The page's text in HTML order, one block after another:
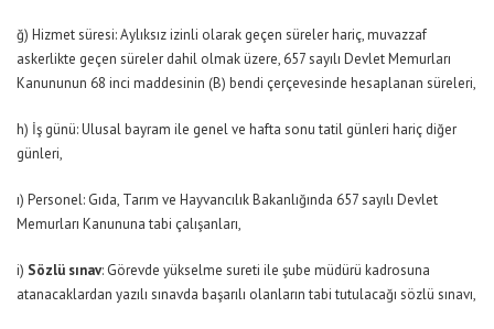
ğ) Hizmet süresi: Aylıksız izinli olarak geçen süreler hariç, muvazzaf
askerlikte geçen süreler dahil olmak üzere, 657 sayılı Devlet Memurları
Kanununun 68 inci maddesinin (B) bendi çerçevesinde hesaplanan süreleri,
h) İş günü: Ulusal bayram ile genel ve hafta sonu tatil günleri hariç diğer
günleri,
ı) Personel: Gıda, Tarım ve Hayvancılık Bakanlığında 657 sayılı Devlet
Memurları Kanununa tabi çalışanları,
i) Sözlü sınav: Görevde yükselme sureti ile şube müdürü kadrosuna
atanacaklardan yazılı sınavda başarılı olanların tabi tutulacağı sözlü sınavı,